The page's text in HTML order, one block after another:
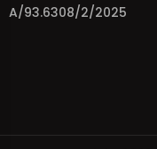
A/93.6308/2/2025